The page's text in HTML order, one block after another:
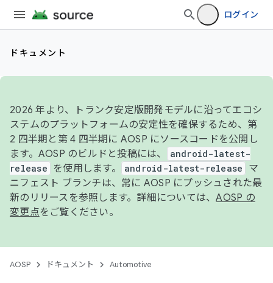
ログイン
ドキュメント
2026 年より、トランク安定版開発モデルに沿ってエコシ
ステムのプラットフォームの安定性を確保するため、第
2 四半期と第 4 四半期に AOSP にソースコードを公開し
ます。AOSP のビルドと投稿には、
android-latest-
release
を使用します。 android-latest-release
マ
ニフェスト ブランチは、常に AOSP にプッシュされた最
新のリリースを参照します。詳細については、AOSP の
変更点をご覧ください。
AOSP ドキュメント Automotive